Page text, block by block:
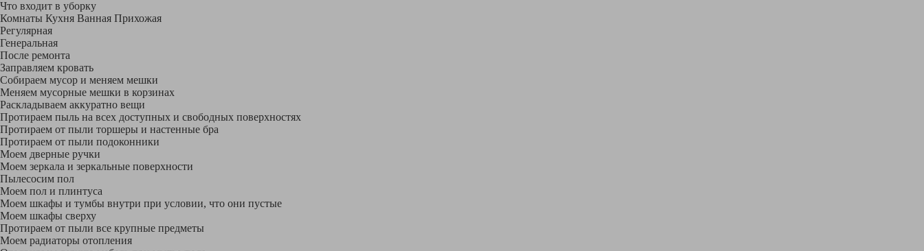
Что входит в уборку
Регу­лярная
Гене­ральная
После ремонта
Заправляем кровать
Собираем мусор и меняем мешки
Меняем мусорные мешки в корзинах
Раскладываем аккуратно вещи
Протираем пыль на всех доступных и свободных поверхностях
Протираем от пыли торшеры и настенные бра
Протираем от пыли подоконники
Моем дверные ручки
Моем зеркала и зеркальные поверхности
Пылесосим пол
Моем пол и плинтуса
Моем шкафы и тумбы внутри при условии, что они пустые
Моем шкафы сверху
Протираем от пыли все крупные предметы
Моем радиаторы отопления